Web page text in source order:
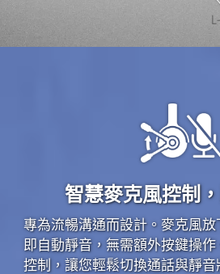
智慧麥克風控制
專為流暢溝通而設計。麥克風
即自動靜音，無需額外按鍵操
控制，讓您輕鬆切換通話與靜